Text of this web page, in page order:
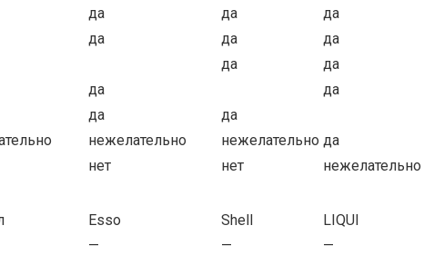
да да да
да да да
да да
да да
да да
нежелательно нежелательно да
нет нет нежелательно
Esso Shell LIQUI
— — —